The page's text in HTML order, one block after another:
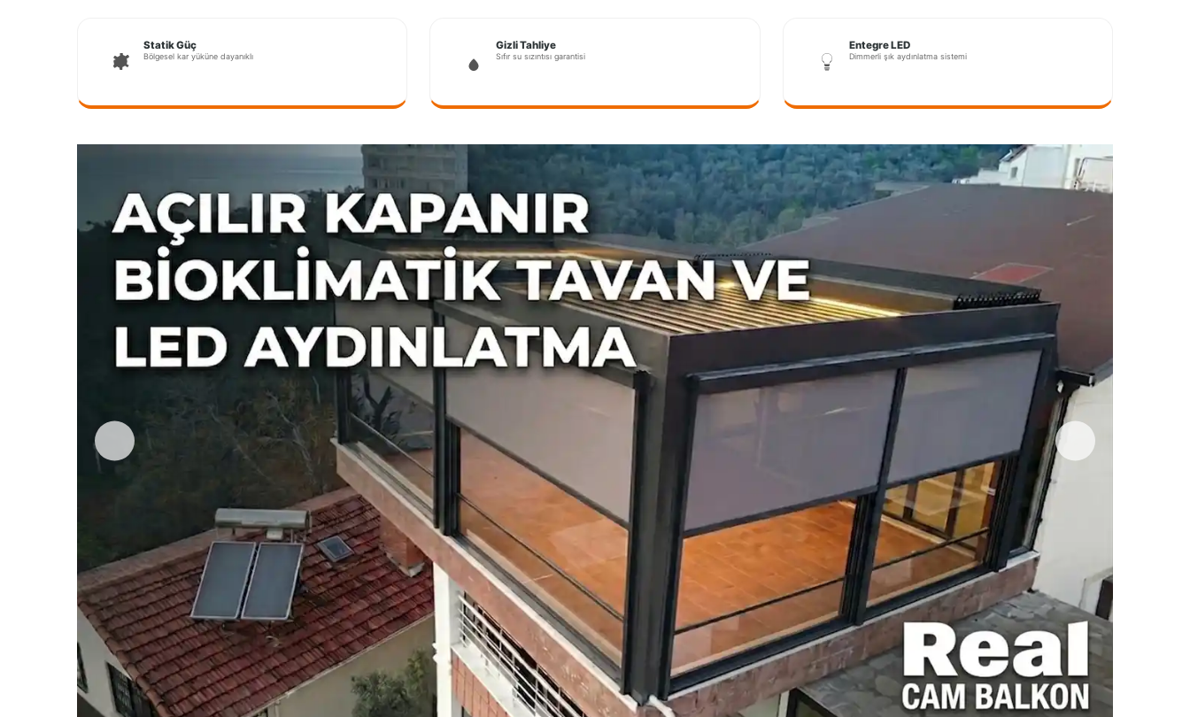
Statik Güç
Bölgesel kar yüküne dayanıklı
Gizli Tahliye
Sıfır su sızıntısı garantisi
Entegre LED
Dimmerli şık aydınlatma sistemi